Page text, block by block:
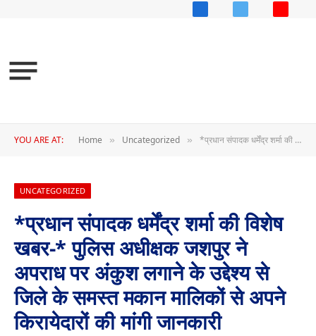
FacebookX
YOU ARE AT: Home » Uncategorized » *प्रधान संपादक धर्मेंद्र शर्मा की विशेष खबर-* पुलिस अधीक्षक जशपुर ने अपराध पर अंकुश लगाने के उद्देश्य से जिले के समस्त मकान मालिकों से अपने किरायेदारों की मांगी जानकारी
UNCATEGORIZED
*प्रधान संपादक धर्मेंद्र शर्मा की विशेष
खबर-* पुलिस अधीक्षक जशपुर ने
अपराध पर अंकुश लगाने के उद्देश्य से
जिले के समस्त मकान मालिकों से अपने
किरायेदारों की मांगी जानकारी